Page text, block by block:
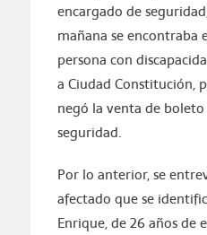
encargado de
mañana se encontraba
persona con
a Ciudad Constitución,
negó la venta de
seguridad.
Por lo anterior, se
afectado que se
Enrique, de 26 años de